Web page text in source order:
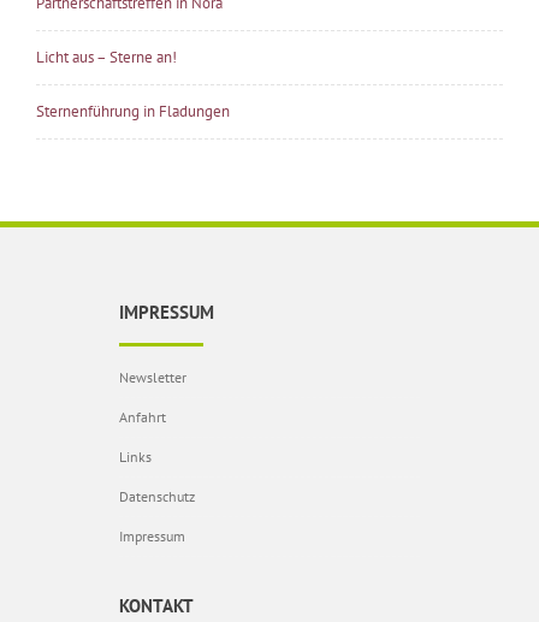
Licht aus – Sterne an!
Sternenführung in Fladungen
IMPRESSUM
Newsletter
Anfahrt
Links
Datenschutz
Impressum
KONTAKT